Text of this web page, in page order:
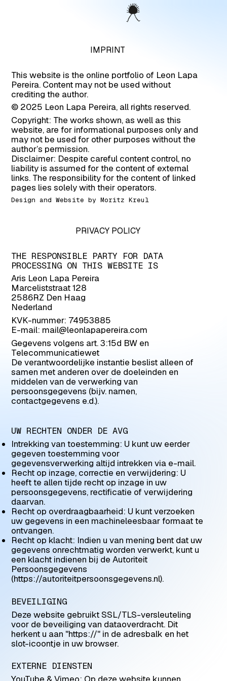
PROJECTS
IMPRINT
This website is the online portfolio of Leon Lapa
Pereira. Content may not be used without
crediting the author.
© 2025 Leon Lapa Pereira, all rights reserved.
Copyright: The works shown, as well as this
website, are for informational purposes only and
may not be used for other purposes without the
author’s permission.
Disclaimer: Despite careful content control, no
liability is assumed for the content of external
links. The responsibility for the content of linked
pages lies solely with their operators.
Design and Website byMoritz Kreul
PRIVACY POLICY
THE RESPONSIBLE PARTY FOR DATA
PROCESSING ON THIS WEBSITE IS
Aris Leon Lapa Pereira
Marceliststraat 128
2586RZ Den Haag
Nederland
KVK-nummer: 74953885
E-mail: mail@leonlapapereira.com
Gegevens volgens art. 3:15d BW en
Telecommunicatiewet
De verantwoordelijke instantie beslist alleen of
samen met anderen over de doeleinden en
middelen van de verwerking van
persoonsgegevens (bijv. namen,
contactgegevens e.d.).
UW RECHTEN ONDER DE AVG
Intrekking van toestemming: U kunt uw eerder
gegeven toestemming voor
gegevensverwerking altijd intrekken via e-mail.
Recht op inzage, correctie en verwijdering: U
heeft te allen tijde recht op inzage in uw
persoonsgegevens, rectificatie of verwijdering
daarvan.
Recht op overdraagbaarheid: U kunt verzoeken
uw gegevens in een machineleesbaar formaat te
ontvangen.
Recht op klacht: Indien u van mening bent dat uw
gegevens onrechtmatig worden verwerkt, kunt u
een klacht indienen bij de Autoriteit
Persoonsgegevens
(https://autoriteitpersoonsgegevens.nl).
BEVEILIGING
Deze website gebruikt SSL/TLS-versleuteling
voor de beveiliging van dataoverdracht. Dit
herkent u aan "https://" in de adresbalk en het
slot-icoontje in uw browser.
EXTERNE DIENSTEN